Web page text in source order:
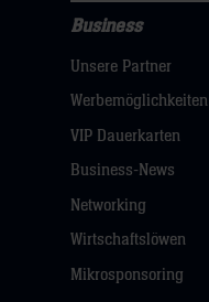
Navigation
öffnen,
dann
klicken
Business
Unsere Partner
Werbemöglichkeiten
VIP Dauerkarten
Business-News
Networking
Wirtschaftslöwen
Mikrosponsoring